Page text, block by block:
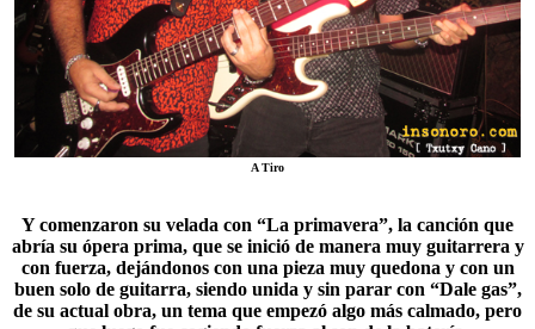
A Tiro
Y comenzaron su velada con “La primavera”, la canción que
abría su ópera prima, que se inició de manera muy guitarrera y
con fuerza, dejándonos con una pieza muy quedona y con un
buen solo de guitarra, siendo unida y sin parar con “Dale gas”,
de su actual obra, un tema que empezó algo más calmado, pero